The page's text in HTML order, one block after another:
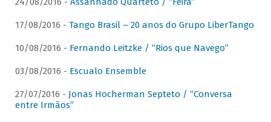
17/08/2016 - Tango Brasil – 20 anos do Grupo LiberTango
10/08/2016 - Fernando Leitzke / “Rios que Navego”
03/08/2016 - Escualo Ensemble
27/07/2016 - Jonas Hocherman Septeto / “Conversa
entre Irmãos”